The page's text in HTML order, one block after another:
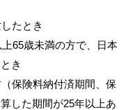
たとき
65歳未満の方で、日本
き
保険料納付済期間、保
した期間が25年以上あ